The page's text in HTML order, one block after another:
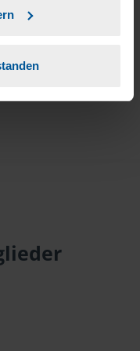
zur internen